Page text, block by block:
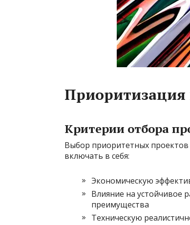
Критерии отбора
Выбор приоритетных проектов
включать в себя:
Экономическую
Влияние на устойчивое
преимущества
Техническую